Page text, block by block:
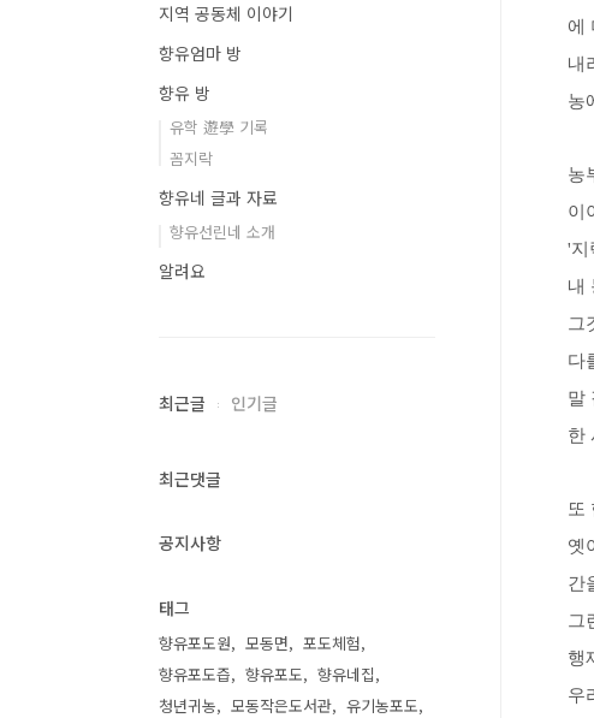
에
내
농
농
이
'지
내
그
다
말
한
또
옛
간
그
행
우
지역 공동체 이야기
향유엄마 방
향유 방
유학 遊學 기록
꼼지락
향유네 글과 자료
향유선린네 소개
알려요
최근글 인기글
최근댓글
공지사항
태그
향유포도원 모동면
포도체험
향유포도즙
향유포도
향유네집
청년귀농
모동작은도서관
유기농포도